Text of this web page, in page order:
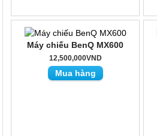
Máy chiếu BenQ MX600
12,500,000VND
Mua hàng